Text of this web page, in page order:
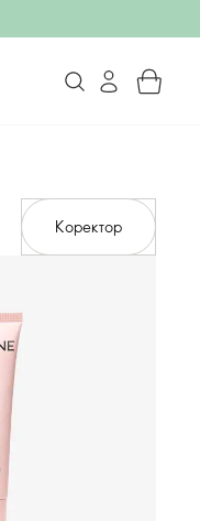
Коректор